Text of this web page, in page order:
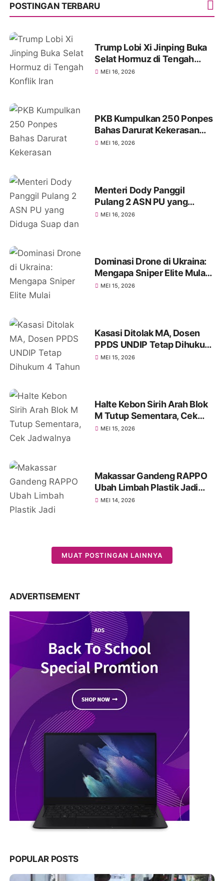
POSTINGAN TERBARU
Trump Lobi Xi Jinping Buka
Selat Hormuz di Tengah
Konflik Iran
MEI 16, 2026
PKB Kumpulkan 250 Ponpes
Bahas Darurat Kekerasan
Seksual
MEI 16, 2026
Menteri Dody Panggil
Pulang 2 ASN PU yang
Diduga Suap dan Flexing
MEI 16, 2026
Dominasi Drone di Ukraina:
Mengapa Sniper Elite Mulai
Terpinggirkan?
MEI 15, 2026
Kasasi Ditolak MA, Dosen
PPDS UNDIP Tetap Dihukum
4 Tahun Penjara
MEI 15, 2026
Halte Kebon Sirih Arah Blok
M Tutup Sementara, Cek
Jadwalnya
MEI 15, 2026
Makassar Gandeng RAPPO
Ubah Limbah Plastik Jadi
Produk Fesyen
MEI 14, 2026
MUAT POSTINGAN LAINNYA
ADVERTISEMENT
POPULAR POSTS